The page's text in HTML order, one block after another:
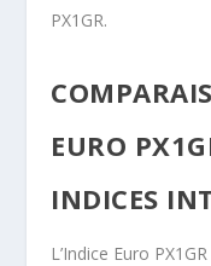
PX1GR.
EURO
INDICES
L’Indice Euro